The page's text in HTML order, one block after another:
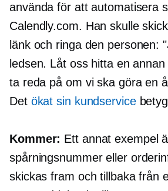
använda för att automatisera
Calendly.com. Han skulle
länk och ringa den personen:
ledsen. Låt oss hitta en
ta reda på om vi ska göra en
Det ökat sin kundservice
Kommer: Ett annat exempel
spårningsnummer eller
skickas fram och tillbaka från